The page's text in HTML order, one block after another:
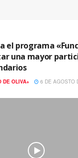
el programa
una mayor
DE OLIVA+ 6 DE AGOSTO